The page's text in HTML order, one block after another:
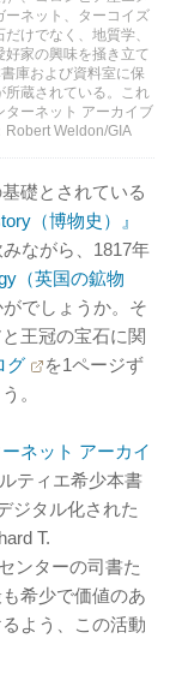
ーネット、ターコイズ
けでなく、地質学、
家の興味を掻き立て
庫および資料室に保
所蔵されている。これ
ターネット アーカイブ
Robert Weldon/GIA
礎とされている
（博物史）』
ながら、1817年
（英国の鉱物
でしょうか。そ
王冠の宝石に関
グ
を1ページず
。
ネット アーカイ
ティエ希少本書
ジタル化された
T.
ンターの司書た
希少で価値のあ
よう、この活動